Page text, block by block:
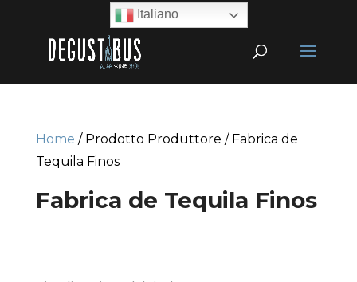
Home / Prodotto Produttore / Fabrica de
Tequila Finos
Fabrica de Tequila Finos
Italiano